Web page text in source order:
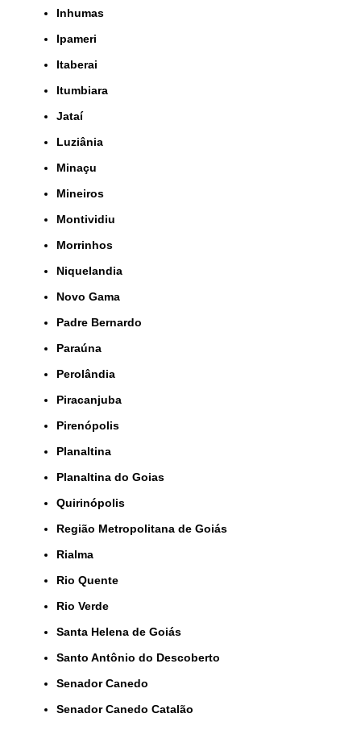
Inhumas
Ipameri
Itaberai
Itumbiara
Jataí
Luziânia
Minaçu
Mineiros
Montividiu
Morrinhos
Niquelandia
Novo Gama
Padre Bernardo
Paraúna
Perolândia
Piracanjuba
Pirenópolis
Planaltina
Planaltina do Goias
Quirinópolis
Região Metropolitana de Goiás
Rialma
Rio Quente
Rio Verde
Santa Helena de Goiás
Santo Antônio do Descoberto
Senador Canedo
Senador Canedo Catalão